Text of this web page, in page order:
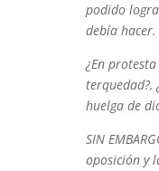
podido
debía
¿En protesta
terquedad?,
huelga de
SIN
oposición y